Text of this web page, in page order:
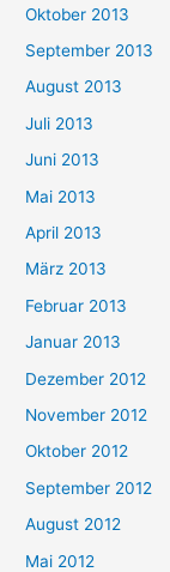
Oktober 2013
September 2013
August 2013
Juli 2013
Juni 2013
Mai 2013
April 2013
März 2013
Februar 2013
Januar 2013
Dezember 2012
November 2012
Oktober 2012
September 2012
August 2012
Mai 2012